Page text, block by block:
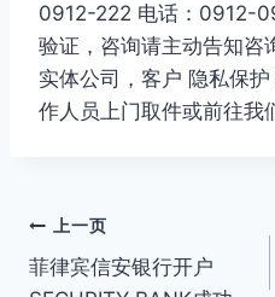
0912-222 电话：0912-
验证，咨询请主动告知咨
实体公司，客户 隐私保
作人员上门取件或前往我
文
章
上一页
菲律宾信安银行开户